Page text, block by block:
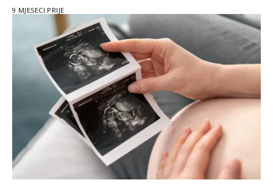
9 MJESECI PRIJE